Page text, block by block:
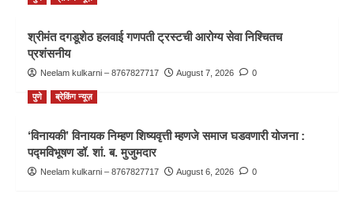
श्रीमंत दगडूशेठ हलवाई गणपती ट्रस्टची आरोग्य सेवा निश्चितच
प्रशंसनीय
Neelam kulkarni – 8767827717 August 7, 2026 0
पुणे ब्रेकिंग न्यूज़
‘विनायकी’ विनायक निम्हण शिष्यवृत्ती म्हणजे समाज घडवणारी योजना :
पद्मविभूषण डॉ. शां. ब. मुजुमदार
Neelam kulkarni – 8767827717 August 6, 2026 0